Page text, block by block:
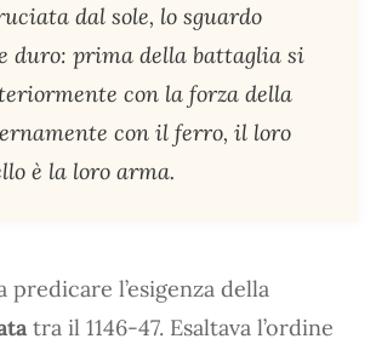
dal sole, lo sguardo
duro: prima della battaglia si
con la forza della
con il ferro, il loro
è la loro arma.
predicare l’esigenza della
tra il 1146-47. Esaltava l’ordine